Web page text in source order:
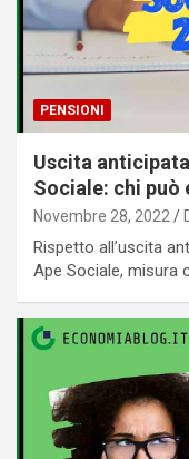
PENSIONI
Uscita
Sociale: chi può
Novembre 28, 2022
Rispetto all’uscita
Ape Sociale, misura